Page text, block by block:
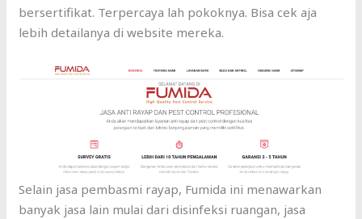
bersertifikat. Terpercaya lah pokoknya. Bisa cek aja
lebih detailanya di website mereka.
Selain jasa pembasmi rayap, Fumida ini menawarkan
banyak jasa lain mulai dari disinfeksi ruangan, jasa